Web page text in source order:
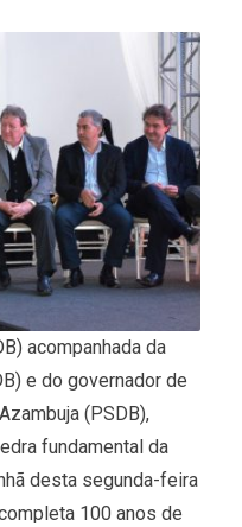
acompanhada da
e do governador de
(PSDB),
fundamental da
desta segunda-feira
100 anos de